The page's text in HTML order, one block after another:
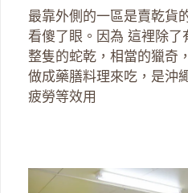
最靠外側的一區是賣乾貨
看傻了眼。因為 這裡除了
整隻的蛇乾，相當的獵奇
做成藥膳料理來吃，是沖
疲勞等效用